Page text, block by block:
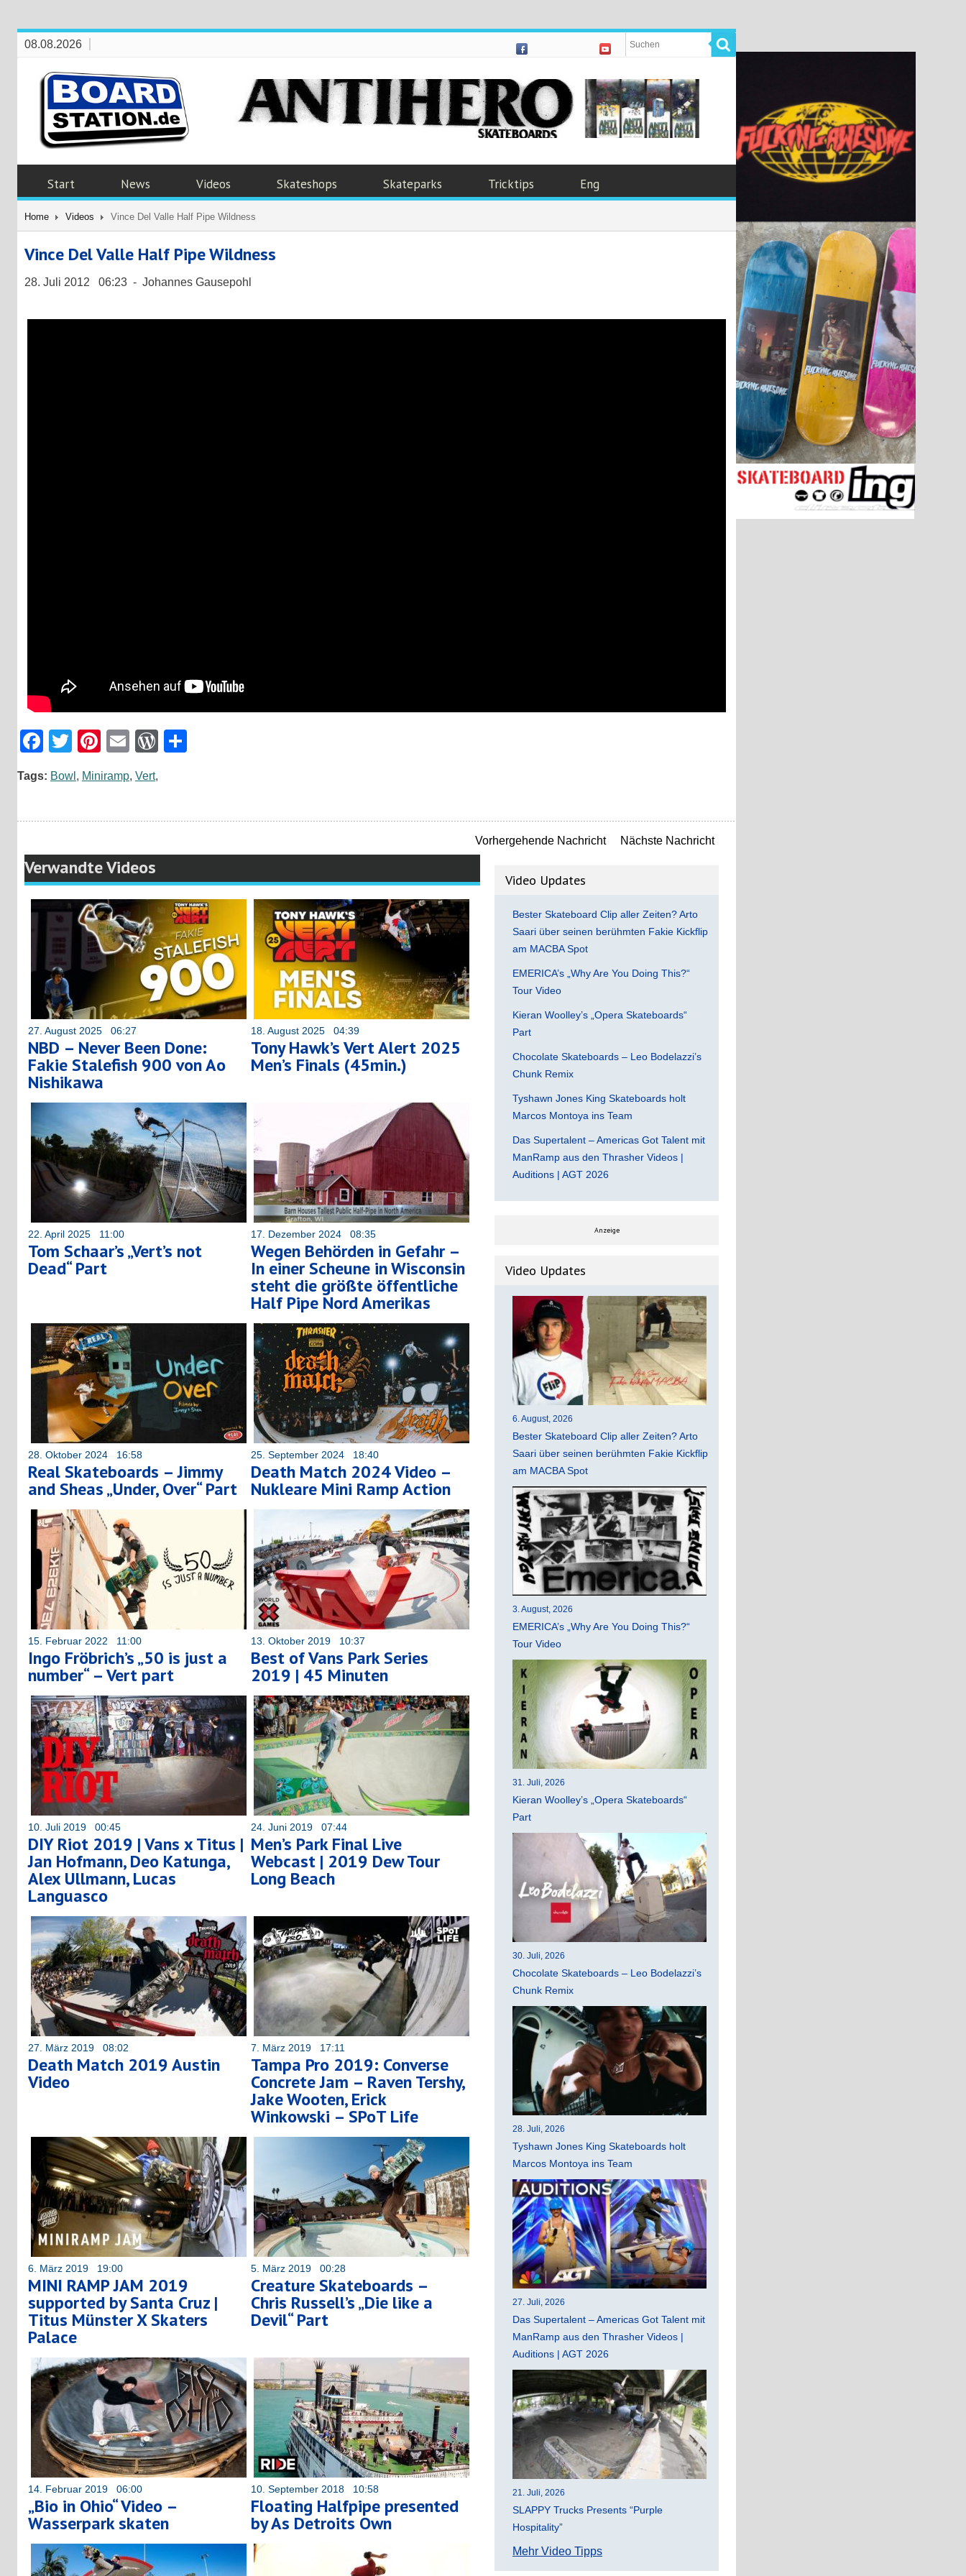
08.08.2026
Start News Videos Skateshops Skateparks Tricktips Eng
Home Videos Vince Del Valle Half Pipe Wildness
Vince Del Valle Half Pipe Wildness
28. Juli 2012 06:23 - Johannes Gausepohl
Facebook
Twitter
Pinterest
EmailWordPress
Tags: Bowl , Miniramp, Vert,
Vorhergehende Nachricht Nächste Nachricht
Verwandte Videos
27. August 2025 06:27
NBD – Never Been Done:
Fakie Stalefish 900 von Ao
Nishikawa
18. August 2025 04:39
Tony Hawk’s Vert Alert 2025
Men’s Finals (45min.)
22. April 2025 11:00
Tom Schaar’s „Vert’s not
Dead“ Part
17. Dezember 2024 08:35
Wegen Behörden in Gefahr –
In einer Scheune in Wisconsin
steht die größte öffentliche
Half Pipe Nord Amerikas
28. Oktober 2024 16:58
Real Skateboards – Jimmy
and Sheas „Under, Over“ Part
25. September 2024 18:40
Death Match 2024 Video –
Nukleare Mini Ramp Action
15. Februar 2022 11:00
Ingo Fröbrich’s „50 is just a
number“ – Vert part
13. Oktober 2019 10:37
Best of Vans Park Series
2019 | 45 Minuten
10. Juli 2019 00:45
DIY Riot 2019 | Vans x Titus |
Jan Hofmann, Deo Katunga,
Alex Ullmann, Lucas
Languasco
24. Juni 2019 07:44
Men’s Park Final Live
Webcast | 2019 Dew Tour
Long Beach
27. März 2019 08:02
Death Match 2019 Austin
Video
7. März 2019 17:11
Tampa Pro 2019: Converse
Concrete Jam – Raven Tershy,
Jake Wooten, Erick
Winkowski – SPoT Life
6. März 2019 19:00
MINI RAMP JAM 2019
supported by Santa Cruz |
Titus Münster X Skaters
Palace
5. März 2019 00:28
Creature Skateboards –
Chris Russell’s „Die like a
Devil“ Part
14. Februar 2019 06:00
„Bio in Ohio“ Video –
Wasserpark skaten
10. September 2018 10:58
Floating Halfpipe presented
by As Detroits Own
Video Updates
Bester Skateboard Clip aller Zeiten? Arto
Saari über seinen berühmten Fakie Kickflip
am MACBA Spot
EMERICA’s „Why Are You Doing This?“
Tour Video
Kieran Woolley’s „Opera Skateboards“
Part
Chocolate Skateboards – Leo Bodelazzi’s
Chunk Remix
Tyshawn Jones King Skateboards holt
Marcos Montoya ins Team
Das Supertalent – Americas Got Talent mit
ManRamp aus den Thrasher Videos |
Auditions | AGT 2026
Anzeige
Video Updates
6. August, 2026
Bester Skateboard Clip aller Zeiten? Arto
Saari über seinen berühmten Fakie Kickflip
am MACBA Spot
3. August, 2026
EMERICA’s „Why Are You Doing This?“
Tour Video
31. Juli, 2026
Kieran Woolley’s „Opera Skateboards“
Part
30. Juli, 2026
Chocolate Skateboards – Leo Bodelazzi’s
Chunk Remix
28. Juli, 2026
Tyshawn Jones King Skateboards holt
Marcos Montoya ins Team
27. Juli, 2026
Das Supertalent – Americas Got Talent mit
ManRamp aus den Thrasher Videos |
Auditions | AGT 2026
21. Juli, 2026
SLAPPY Trucks Presents “Purple
Hospitality”
Mehr Video Tipps